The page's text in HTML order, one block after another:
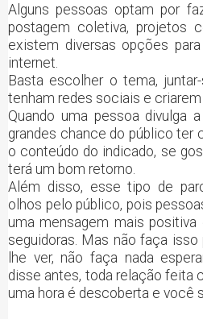
Alguns pessoas optam por
postagem coletiva, projetos
existem diversas opções
internet.
Basta escolher o tema,
tenham redes sociais e
Quando uma pessoa divulga
grandes chance do público ter
o conteúdo do indicado, se
terá um bom retorno.
Além disso, esse tipo de
olhos pelo público, pois
uma mensagem mais
seguidoras. Mas não faça
lhe ver, não faça nada
disse antes, toda relação feita
uma hora é descoberta e você